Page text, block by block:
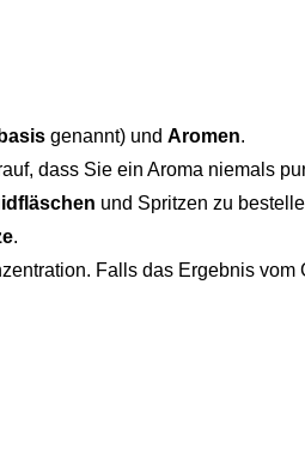
genannt) und Aromen.
dass Sie ein Aroma niemals
und Spritzen zu
.
Falls das Ergebnis